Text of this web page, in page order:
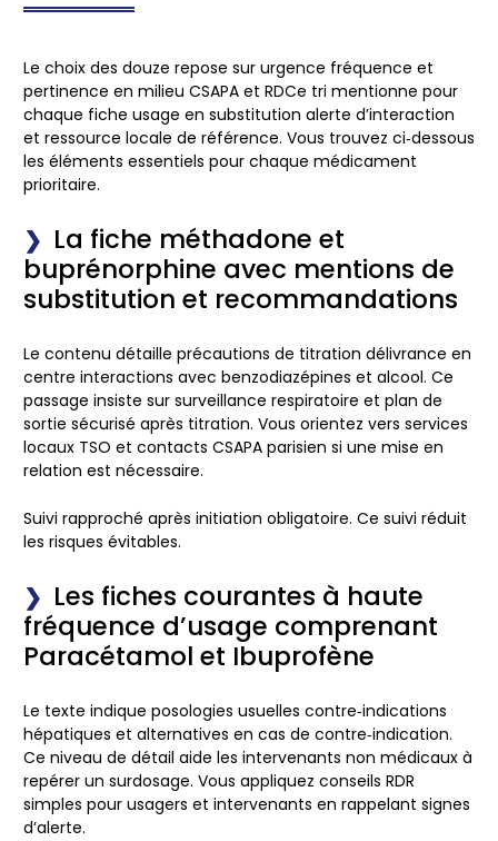
Le choix des douze repose sur urgence fréquence et
pertinence en milieu CSAPA et RDCe tri mentionne pour
chaque fiche usage en substitution alerte d’interaction
et ressource locale de référence. Vous trouvez ci‑dessous
les éléments essentiels pour chaque médicament
prioritaire.
La fiche méthadone et
buprénorphine avec mentions de
substitution et recommandations
Le contenu détaille précautions de titration délivrance en
centre interactions avec benzodiazépines et alcool. Ce
passage insiste sur surveillance respiratoire et plan de
sortie sécurisé après titration. Vous orientez vers services
locaux TSO et contacts CSAPA parisien si une mise en
relation est nécessaire.
Suivi rapproché après initiation obligatoire. Ce suivi réduit
les risques évitables.
Les fiches courantes à haute
fréquence d’usage comprenant
Paracétamol et Ibuprofène
Le texte indique posologies usuelles contre‑indications
hépatiques et alternatives en cas de contre‑indication.
Ce niveau de détail aide les intervenants non médicaux à
repérer un surdosage. Vous appliquez conseils RDR
simples pour usagers et intervenants en rappelant signes
d’alerte.